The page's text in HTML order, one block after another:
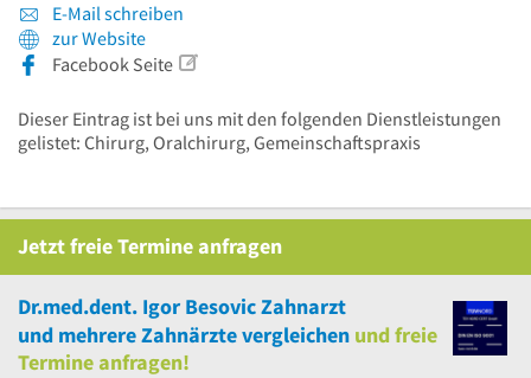
E-Mail schreiben
zur Website
Facebook Seite
Dieser Eintrag ist bei uns mit den folgenden Dienstleistungen
gelistet: Chirurg, Oralchirurg, Gemeinschaftspraxis
JetztfreieTermine anfragen
Dr.med.dent. Igor Besovic Zahnarzt
und mehrereZahnärzte vergleichen undfreie
Termine anfragen!